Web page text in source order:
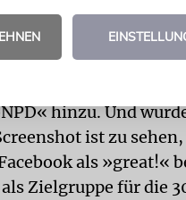
die Zielgruppe aber
hinzu. Und
ist zu
als »great!«
Zielgruppe für die